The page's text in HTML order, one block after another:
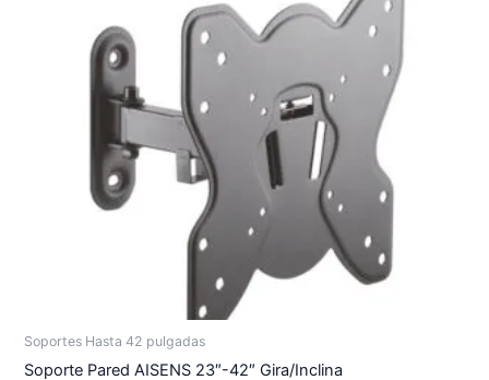
Soportes Hasta 42 pulgadas
Soporte Pared AISENS 23″-42″ Gira/Inclina